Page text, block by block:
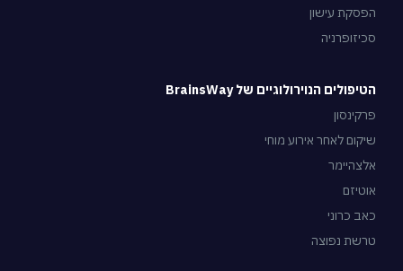
הפסקת עישון
סכיזופרניה
הטיפולים הנוירולוגיים של BrainsWay
פרקינסון
שיקום לאחר אירוע מוחי
אלצהיימר
אוטיזם
כאב כרוני
טרשת נפוצה